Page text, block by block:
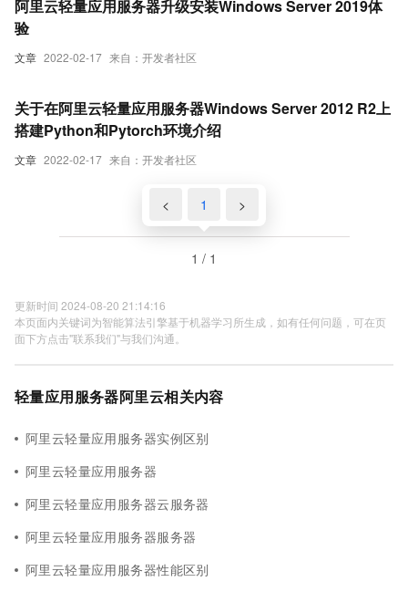
文章 2022-02-17 来自：开发者社区
阿里云轻量应用服务器升级安装Windows Server 2019体
验
文章 2022-02-17 来自：开发者社区
关于在阿里云轻量应用服务器Windows Server 2012 R2上
搭建Python和Pytorch环境介绍
< 1 >
1 / 1
更新时间 2024-08-20 21:14:16
本页面内关键词为智能算法引擎基于机器学习所生成，如有任何问题，可在页
面下方点击"联系我们"与我们沟通。
轻量应用服务器阿里云相关内容
阿里云轻量应用服务器实例区别
阿里云轻量应用服务器
阿里云轻量应用服务器云服务器
阿里云轻量应用服务器服务器
阿里云轻量应用服务器性能区别